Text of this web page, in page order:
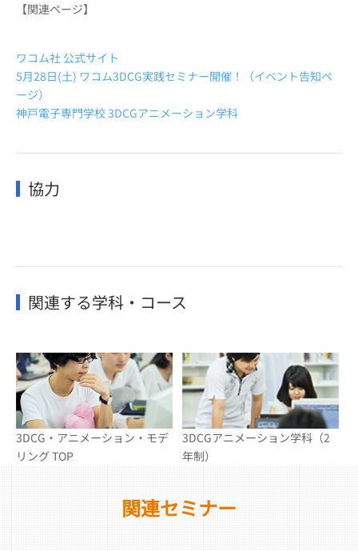
【関連ページ】
ワコム社 公式サイト
5月28日(土) ワコム3DCG実践セミナー開催！（イベント告知ペ
ージ）
神戸電子専門学校 3DCGアニメーション学科
協力
関連する学科・コース
3DCG・アニメーション・モデ
リング TOP
3DCGアニメーション学科（2
年制）
関連セミナー